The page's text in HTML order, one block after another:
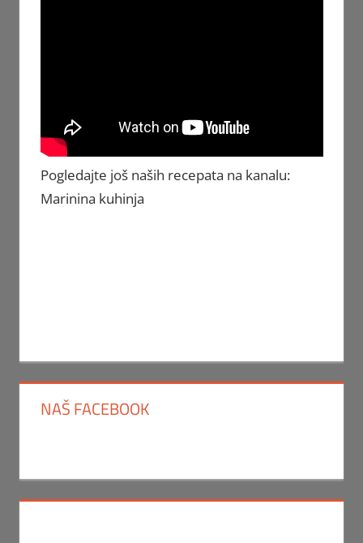
Pogledajte još naših recepata na kanalu:
Marinina kuhinja
NAŠ FACEBOOK